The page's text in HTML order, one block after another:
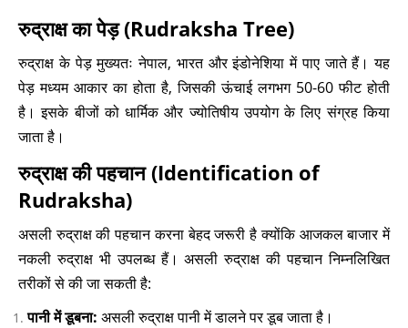
रुद्राक्ष का पेड़ (Rudraksha Tree)
रुद्राक्ष के पेड़ मुख्यतः नेपाल, भारत और इंडोनेशिया में पाए जाते हैं। यह
पेड़ मध्यम आकार का होता है, जिसकी ऊंचाई लगभग 50-60 फीट होती
है। इसके बीजों को धार्मिक और ज्योतिषीय उपयोग के लिए संग्रह किया
जाता है।
रुद्राक्ष की पहचान (Identification of
Rudraksha)
असली रुद्राक्ष की पहचान करना बेहद जरूरी है क्योंकि आजकल बाजार में
नकली रुद्राक्ष भी उपलब्ध हैं। असली रुद्राक्ष की पहचान निम्नलिखित
तरीकों से की जा सकती है:
पानी में डूबना: असली रुद्राक्ष पानी में डालने पर डूब जाता है।